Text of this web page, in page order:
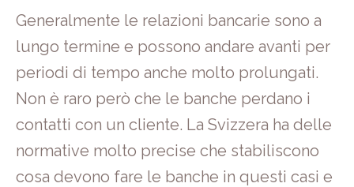
Generalmente le relazioni bancarie sono a
lungo termine e possono andare avanti per
periodi di tempo anche molto prolungati.
Non è raro però che le banche perdano i
contatti con un cliente. La Svizzera ha delle
normative molto precise che stabiliscono
cosa devono fare le banche in questi casi e